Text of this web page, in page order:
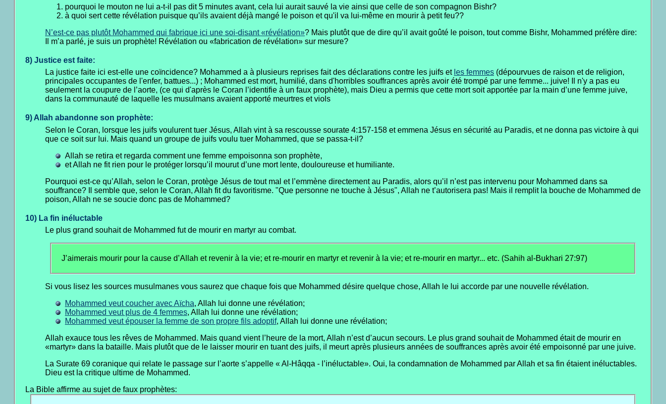
pourquoi le mouton ne lui a-t-il pas dit 5 minutes avant, cela lui aurait sauvé la vie ainsi que celle de son compagnon Bishr?
à quoi sert cette révélation puisque qu’ils avaient déjà mangé le poison et qu'il va lui-même en mourir à petit feu??
N’est-ce pas plutôt Mohammed qui fabrique ici une soi-disant «révélation»? Mais plutôt que de dire qu’il avait goûté le poison, tout comme Bishr, Mohammed préfère dire:
Il m’a parlé, je suis un prophète! Révélation ou «fabrication de révélation» sur mesure?
8) Justice est faite:
La justice faite ici est-elle une coïncidence? Mohammed a à plusieurs reprises fait des déclarations contre les juifs et les femmes (dépourvues de raison et de religion,
principales occupantes de l'enfer, battues...) ; Mohammed est mort, humilié, dans d'horribles souffrances après avoir été trompé par une femme... juive! Il n'y a pas eu
seulement la coupure de l’aorte, (ce qui d'après le Coran l’identifie à un faux prophète), mais Dieu a permis que cette mort soit apportée par la main d’une femme juive,
dans la communauté de laquelle les musulmans avaient apporté meurtres et viols
9) Allah abandonne son prophète:
Selon le Coran, lorsque les juifs voulurent tuer Jésus, Allah vint à sa rescousse sourate 4:157-158 et emmena Jésus en sécurité au Paradis, et ne donna pas victoire à qui
que ce soit sur lui. Mais quand un groupe de juifs voulu tuer Mohammed, que se passa-t-il?
Allah se retira et regarda comment une femme empoisonna son prophète,
et Allah ne fit rien pour le protéger lorsqu’il mourut d’une mort lente, douloureuse et humiliante.
Pourquoi est-ce qu’Allah, selon le Coran, protège Jésus de tout mal et l’emmène directement au Paradis, alors qu’il n’est pas intervenu pour Mohammed dans sa
souffrance? Il semble que, selon le Coran, Allah fit du favoritisme. "Que personne ne touche à Jésus", Allah ne t’autorisera pas! Mais il remplit la bouche de Mohammed de
poison, Allah ne se soucie donc pas de Mohammed?
10) La fin inéluctable
Le plus grand souhait de Mohammed fut de mourir en martyr au combat.
J’aimerais mourir pour la cause d’Allah et revenir à la vie; et re-mourir en martyr et revenir à la vie; et re-mourir en martyr... etc. (Sahih al-Bukhari 27:97)
Si vous lisez les sources musulmanes vous saurez que chaque fois que Mohammed désire quelque chose, Allah le lui accorde par une nouvelle révélation.
Mohammed veut coucher avec Aïcha, Allah lui donne une révélation;
Mohammed veut plus de 4 femmes, Allah lui donne une révélation;
Mohammed veut épouser la femme de son propre fils adoptif, Allah lui donne une révélation;
Allah exauce tous les rêves de Mohammed. Mais quand vient l’heure de la mort, Allah n’est d’aucun secours. Le plus grand souhait de Mohammed était de mourir en
«martyr» dans la bataille. Mais plutôt que de le laisser mourir en tuant des juifs, il meurt après plusieurs années de souffrances après avoir été empoisonné par une juive.
La Surate 69 coranique qui relate le passage sur l’aorte s’appelle « Al-Hâqqa - l’inéluctable». Oui, la condamnation de Mohammed par Allah et sa fin étaient inéluctables.
Dieu est la critique ultime de Mohammed.
La Bible affirme au sujet de faux prophètes: